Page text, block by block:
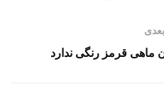
قرمز رنگی ندارد